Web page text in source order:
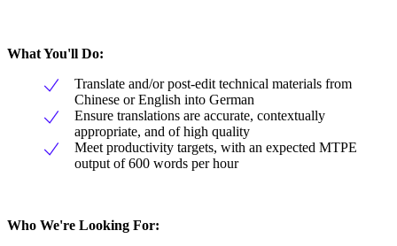
What You'll Do:
Translate and/or post-edit technical materials from
Chinese or English into German
Ensure translations are accurate, contextually
appropriate, and of high quality
Meet productivity targets, with an expected MTPE
output of 600 words per hour
Who We're Looking For: